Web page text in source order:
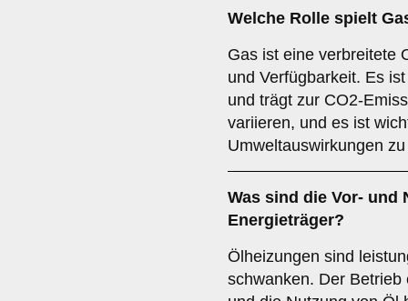
Welche Rolle spielt
Gas ist eine verbreitete
und Verfügbarkeit. Es
und trägt zur CO2-
variieren, und es ist
Umweltauswirkungen
Was sind die Vor- und
Energieträger?
Ölheizungen sind
schwanken. Der